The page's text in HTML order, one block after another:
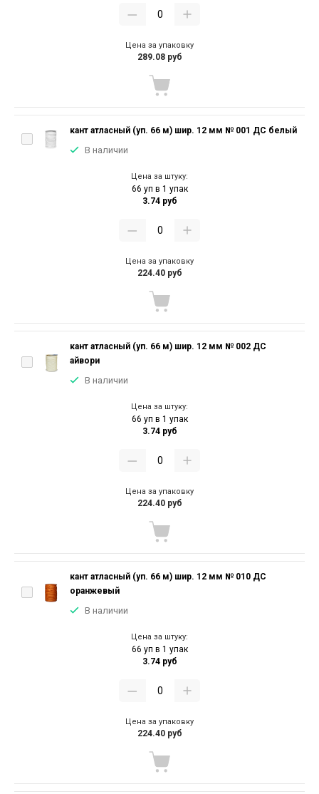
Цена за упаковку
289.08 руб
кант атласный (уп. 66 м) шир. 12 мм № 001 ДС белый
В наличии
Цена за штуку:
66 уп в 1 упак
3.74 руб
Цена за упаковку
224.40 руб
кант атласный (уп. 66 м) шир. 12 мм № 002 ДС
айвори
В наличии
Цена за штуку:
66 уп в 1 упак
3.74 руб
Цена за упаковку
224.40 руб
кант атласный (уп. 66 м) шир. 12 мм № 010 ДС
оранжевый
В наличии
Цена за штуку:
66 уп в 1 упак
3.74 руб
Цена за упаковку
224.40 руб